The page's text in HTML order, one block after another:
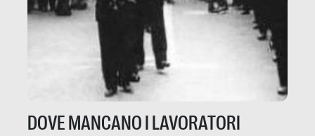
DOVE MANCANO I LAVORATORI